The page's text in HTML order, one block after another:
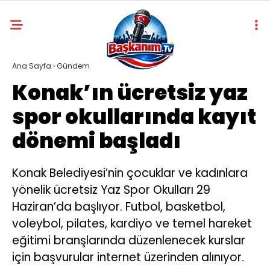
Ana Sayfa ›Gündem
Konak’ın ücretsiz yaz
spor okullarında kayıt
dönemi başladı
Konak Belediyesi’nin çocuklar ve kadınlara
yönelik ücretsiz Yaz Spor Okulları 29
Haziran’da başlıyor. Futbol, basketbol,
voleybol, pilates, kardiyo ve temel hareket
eğitimi branşlarında düzenlenecek kurslar
için başvurular internet üzerinden alınıyor.